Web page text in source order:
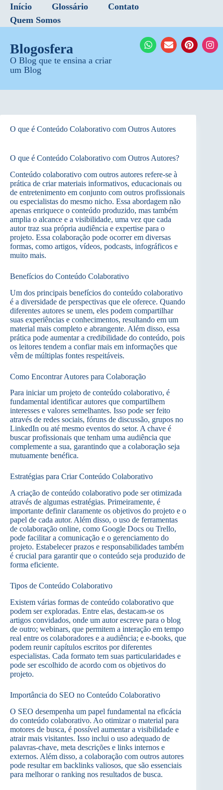
Início Glossário
Contato
Quem Somos
Blogosfera
O Blog que te ensina a criar
um Blog
O que é Conteúdo Colaborativo com Outros Autores
O que é Conteúdo Colaborativo com Outros Autores?
Conteúdo colaborativo com outros autores refere-se à
prática de criar materiais informativos, educacionais ou
de entretenimento em conjunto com outros profissionais
ou especialistas do mesmo nicho. Essa abordagem não
apenas enriquece o conteúdo produzido, mas também
amplia o alcance e a visibilidade, uma vez que cada
autor traz sua própria audiência e expertise para o
projeto. Essa colaboração pode ocorrer em diversas
formas, como artigos, vídeos, podcasts, infográficos e
muito mais.
Benefícios do Conteúdo Colaborativo
Um dos principais benefícios do conteúdo colaborativo
é a diversidade de perspectivas que ele oferece. Quando
diferentes autores se unem, eles podem compartilhar
suas experiências e conhecimentos, resultando em um
material mais completo e abrangente. Além disso, essa
prática pode aumentar a credibilidade do conteúdo, pois
os leitores tendem a confiar mais em informações que
vêm de múltiplas fontes respeitáveis.
Como Encontrar Autores para Colaboração
Para iniciar um projeto de conteúdo colaborativo, é
fundamental identificar autores que compartilhem
interesses e valores semelhantes. Isso pode ser feito
através de redes sociais, fóruns de discussão, grupos no
LinkedIn ou até mesmo eventos do setor. A chave é
buscar profissionais que tenham uma audiência que
complemente a sua, garantindo que a colaboração seja
mutuamente benéfica.
Estratégias para Criar Conteúdo Colaborativo
A criação de conteúdo colaborativo pode ser otimizada
através de algumas estratégias. Primeiramente, é
importante definir claramente os objetivos do projeto e o
papel de cada autor. Além disso, o uso de ferramentas
de colaboração online, como Google Docs ou Trello,
pode facilitar a comunicação e o gerenciamento do
projeto. Estabelecer prazos e responsabilidades também
é crucial para garantir que o conteúdo seja produzido de
forma eficiente.
Tipos de Conteúdo Colaborativo
Existem várias formas de conteúdo colaborativo que
podem ser exploradas. Entre elas, destacam-se os
artigos convidados, onde um autor escreve para o blog
de outro; webinars, que permitem a interação em tempo
real entre os colaboradores e a audiência; e e-books, que
podem reunir capítulos escritos por diferentes
especialistas. Cada formato tem suas particularidades e
pode ser escolhido de acordo com os objetivos do
projeto.
Importância do SEO no Conteúdo Colaborativo
O SEO desempenha um papel fundamental na eficácia
do conteúdo colaborativo. Ao otimizar o material para
motores de busca, é possível aumentar a visibilidade e
atrair mais visitantes. Isso inclui o uso adequado de
palavras-chave, meta descrições e links internos e
externos. Além disso, a colaboração com outros autores
pode resultar em backlinks valiosos, que são essenciais
para melhorar o ranking nos resultados de busca.